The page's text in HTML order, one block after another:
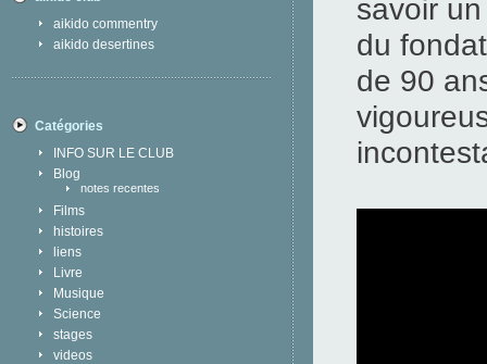
aikido commentry
aikido desertines
Catégories
INFO SUR LE CLUB
Blog
notes recentes
Films
histoires
liens
Livre
Musique
Science
stages
videos
savoir
du
de 90